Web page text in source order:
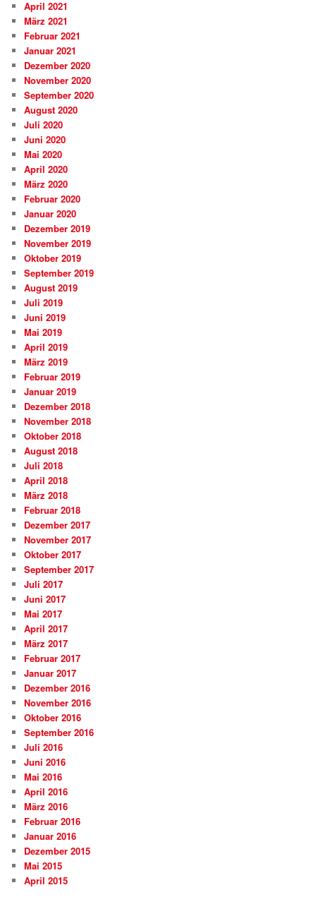
April 2021
März 2021
Februar 2021
Januar 2021
Dezember 2020
November 2020
September 2020
August 2020
Juli 2020
Juni 2020
Mai 2020
April 2020
März 2020
Februar 2020
Januar 2020
Dezember 2019
November 2019
Oktober 2019
September 2019
August 2019
Juli 2019
Juni 2019
Mai 2019
April 2019
März 2019
Februar 2019
Januar 2019
Dezember 2018
November 2018
Oktober 2018
August 2018
Juli 2018
April 2018
März 2018
Februar 2018
Dezember 2017
November 2017
Oktober 2017
September 2017
Juli 2017
Juni 2017
Mai 2017
April 2017
März 2017
Februar 2017
Januar 2017
Dezember 2016
November 2016
Oktober 2016
September 2016
Juli 2016
Juni 2016
Mai 2016
April 2016
März 2016
Februar 2016
Januar 2016
Dezember 2015
Mai 2015
April 2015